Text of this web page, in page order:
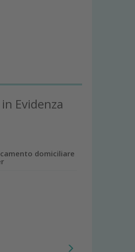
Evidenza
domiciliare